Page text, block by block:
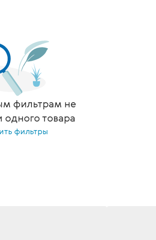
фильтрам не
товара
фильтры